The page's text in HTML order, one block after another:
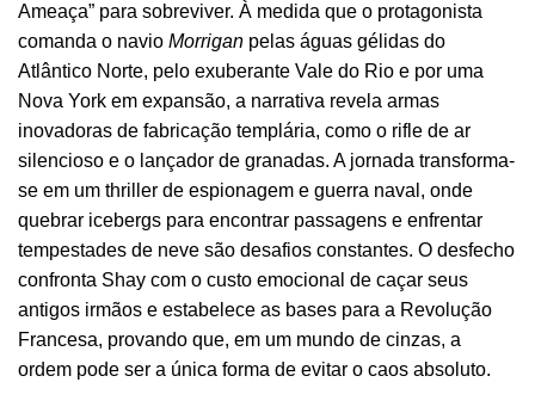
Ameaça” para sobreviver. À medida que o protagonista
comanda o navio Morrigan pelas águas gélidas do
Atlântico Norte, pelo exuberante Vale do Rio e por uma
Nova York em expansão, a narrativa revela armas
inovadoras de fabricação templária, como o rifle de ar
silencioso e o lançador de granadas. A jornada transforma-
se em um thriller de espionagem e guerra naval, onde
quebrar icebergs para encontrar passagens e enfrentar
tempestades de neve são desafios constantes. O desfecho
confronta Shay com o custo emocional de caçar seus
antigos irmãos e estabelece as bases para a Revolução
Francesa, provando que, em um mundo de cinzas, a
ordem pode ser a única forma de evitar o caos absoluto.